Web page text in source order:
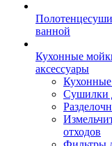
ванной
Кухонные
аксессуары
Сушилки
отходов